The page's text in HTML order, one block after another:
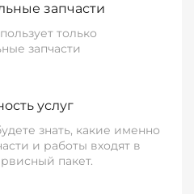
запчасти
только
запчасти
услуг
знать, какие именно
и работы входят в
пакет.